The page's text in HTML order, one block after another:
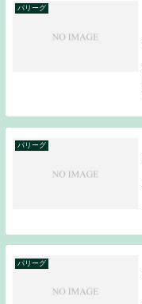
パリーグ
パリーグ
パリーグ